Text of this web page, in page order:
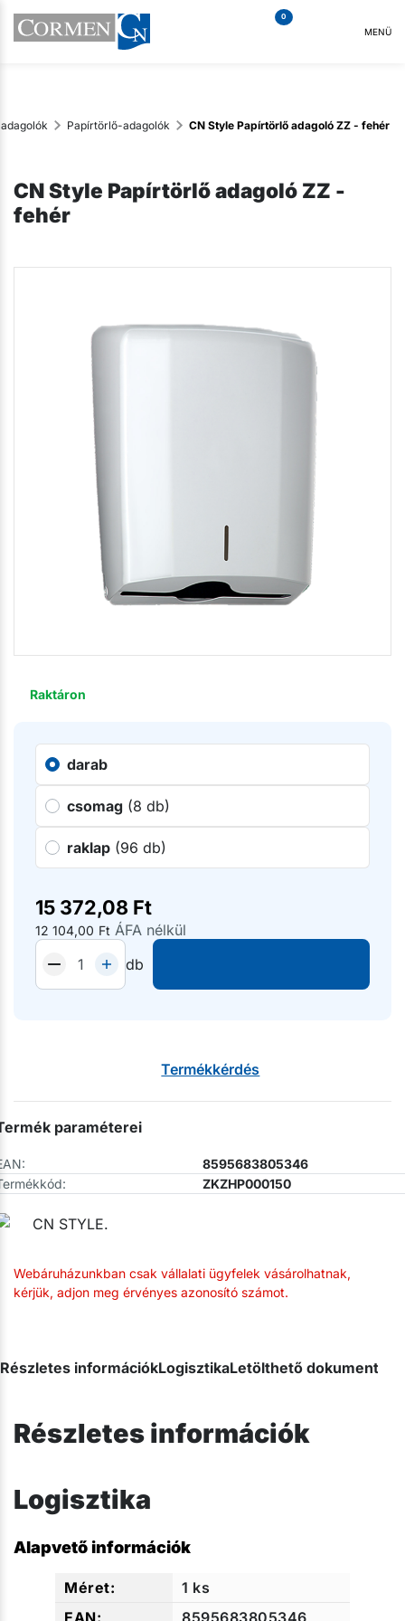
0
MENÜ
Papírtörlő-adagolók CN Style Papírtörlő adagoló ZZ - fehér
CN Style Papírtörlő adagoló ZZ -
fehér
Raktáron
darab
csomag (8 db)
raklap (96 db)
15 372,08 Ft
12 104,00 Ft ÁFA nélkül
db
Webáruházunkban csak vállalati ügyfelek vásárolhatnak,
kérjük, adjon meg érvényes azonosító számot.
Termékkérdés
paraméterei
8595683805346
ZKZHP000150
Részletes információkLogisztikaLetölthető
Részletes információk
Logisztika
Alapvető információk
1 ks
8595683805346